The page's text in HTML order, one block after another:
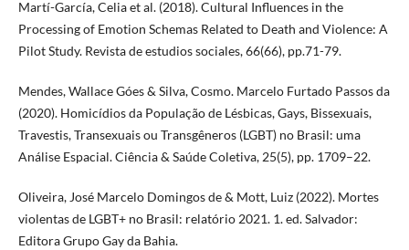
Martí-García, Celia et al. (2018). Cultural Influences in the
Processing of Emotion Schemas Related to Death and Violence: A
Pilot Study. Revista de estudios sociales, 66(66), pp.71-79.
Mendes, Wallace Góes & Silva, Cosmo. Marcelo Furtado Passos da
(2020). Homicídios da População de Lésbicas, Gays, Bissexuais,
Travestis, Transexuais ou Transgêneros (LGBT) no Brasil: uma
Análise Espacial. Ciência & Saúde Coletiva, 25(5), pp. 1709–22.
Oliveira, José Marcelo Domingos de & Mott, Luiz (2022). Mortes
violentas de LGBT+ no Brasil: relatório 2021. 1. ed. Salvador:
Editora Grupo Gay da Bahia.